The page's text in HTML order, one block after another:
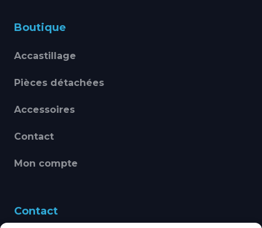
Boutique
Accastillage
Pièces détachées
Accessoires
Contact
Mon compte
Contact